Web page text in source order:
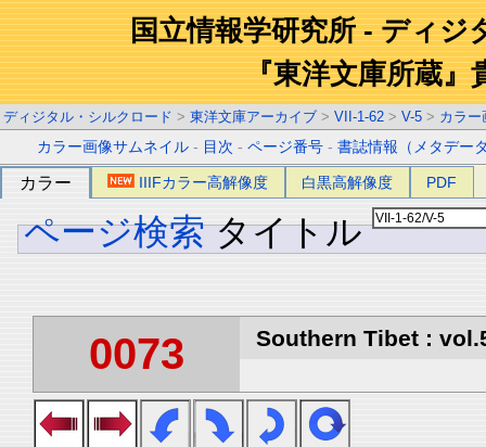
国立情報学研究所 - ディジ
『東洋文庫所蔵』
ディジタル・シルクロード > 東洋文庫アーカイブ > VII-1-62 > V-5 > カラー
カラー画像サムネイル - 目次 -ページ番号 -書誌情報（メタデー
カラー IIIFカラー高解像度 白黒高解像度 PDF
ページ検索 タイトル
0073 Southern Tibet :